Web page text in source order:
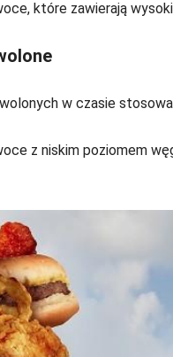
które zawierają
w czasie
z niskim poziomem